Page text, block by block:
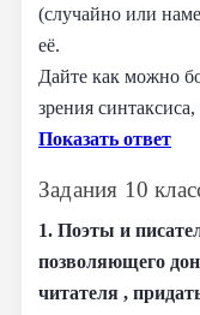
(случайно или
её.
Дайте как можно
зрения
Показать ответ
Задания 10
1. Поэты и
позволяющего
читателя ,